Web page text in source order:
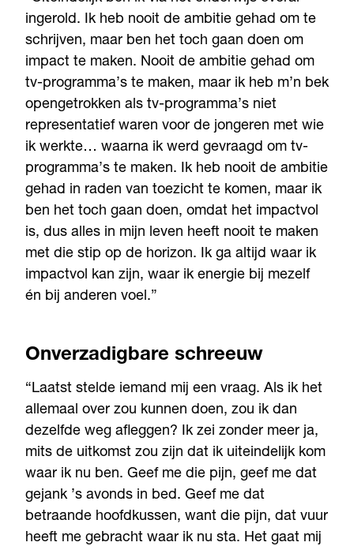
ingerold. Ik heb nooit de ambitie gehad om te
schrijven, maar ben het toch gaan doen om
impact te maken. Nooit de ambitie gehad om
tv-programma’s te maken, maar ik heb m’n bek
opengetrokken als tv-programma’s niet
representatief waren voor de jongeren met wie
ik werkte… waarna ik werd gevraagd om tv-
programma’s te maken. Ik heb nooit de ambitie
gehad in raden van toezicht te komen, maar ik
ben het toch gaan doen, omdat het impactvol
is, dus alles in mijn leven heeft nooit te maken
met die stip op de horizon. Ik ga altijd waar ik
impactvol kan zijn, waar ik energie bij mezelf
én bij anderen voel.”
Onverzadigbare schreeuw
“Laatst stelde iemand mij een vraag. Als ik het
allemaal over zou kunnen doen, zou ik dan
dezelfde weg afleggen? Ik zei zonder meer ja,
mits de uitkomst zou zijn dat ik uiteindelijk kom
waar ik nu ben. Geef me die pijn, geef me dat
gejank ’s avonds in bed. Geef me dat
betraande hoofdkussen, want die pijn, dat vuur
heeft me gebracht waar ik nu sta. Het gaat mij